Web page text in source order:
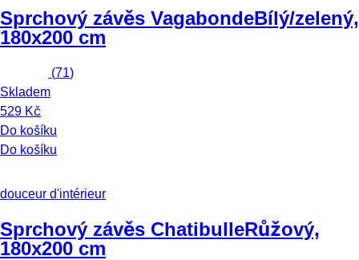
Sprchový závěs VagabondeBílý/zelený,
180x200 cm
(71)
Skladem
529 Kč
Do košíku
Do košíku
douceur d'intérieur
Sprchový závěs ChatibulleRůžový,
180x200 cm